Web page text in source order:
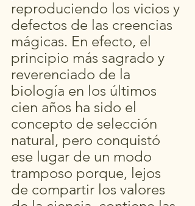
reproduciendo los vicios y
defectos de las creencias
mágicas. En efecto, el
principio más sagrado y
reverenciado de la
biología en los últimos
cien años ha sido el
concepto de selección
natural, pero conquistó
ese lugar de un modo
tramposo porque, lejos
de compartir los valores